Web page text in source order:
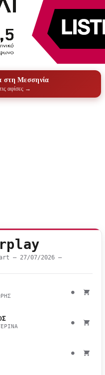
στη Μεσσηνία
αφίσες →
— 27/07/2026 –
●
●
●